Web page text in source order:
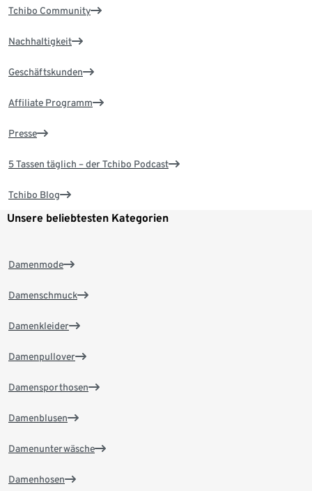
Tchibo Community
Nachhaltigkeit
Geschäftskunden
Affiliate Programm
Presse
5 Tassen täglich – der Tchibo Podcast
Tchibo Blog
Unsere beliebtesten Kategorien
Damenmode
Damenschmuck
Damenkleider
Damenpullover
Damensporthosen
Damenblusen
Damenunterwäsche
Damenhosen